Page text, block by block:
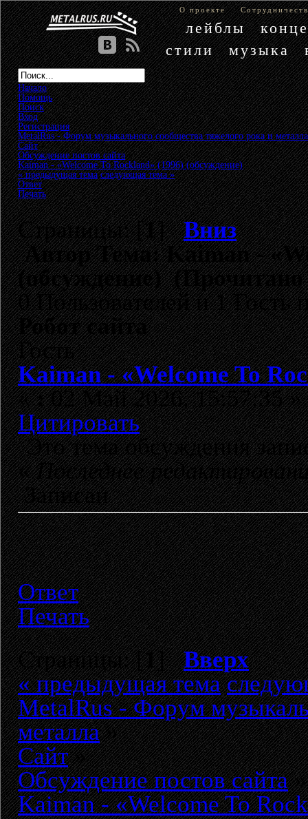
О проекте
лейблы
стили
музыка
Начало
Помощь
Поиск
Вход
Регистрация
MetalRus - Форум музыкального сообщества тяжелого рока и металла
Сайт»
Обсуждение постов сайта»
Kaiman - «Welcome To Rockland» (1996) (обсуждение)
« предыдущая тема следующая тема »
Ответ
Печать
Страницы: [1]Вниз
АвторТема: Kaiman -
(обсуждение) (Прочитано
0 Пользователей и 1 Гость
Робот сайта
Гость
Kaiman - «Welcome To
«:02 Май 2026, 15:57:35 »
Цитировать
Это тема обсуждения
«Последнее
Записан
Ответ
Печать
Страницы: [1]Вверх
« предыдущая тема
MetalRus - Форум
металла»
Сайт»
Обсуждение постов сайта»
Kaiman - «Welcome To